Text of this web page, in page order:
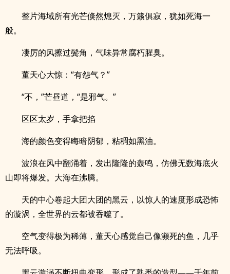
整片海域所有光芒倏然熄灭，万籁俱寂，犹如死海一
般。
凄厉的风擦过鬓角，气味异常腐朽腥臭。
董天心大惊：“有怨气？”
“不，”芒昼道，“是邪气。”
区区太岁，手拿把掐
海的颜色变得晦暗阴郁，粘稠如黑油。
波浪在风中翻涌着，发出隆隆的轰鸣，仿佛无数海底火
山即将爆发。大海在沸腾。
天的中心卷起大团大团的黑云，以惊人的速度形成恐怖
的漩涡，全世界的云都被吞噬了。
空气变得极为稀薄，董天心感觉自己像濒死的鱼，几乎
无法呼吸。